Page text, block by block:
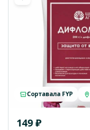
Сортавала FYP
149 ₽